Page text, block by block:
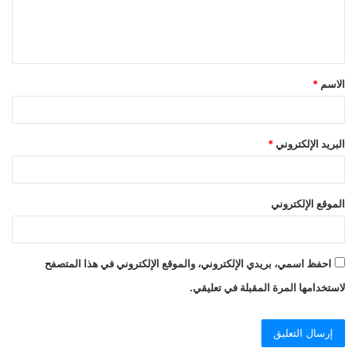
الاسم *
البريد الإلكتروني *
الموقع الإلكتروني
احفظ اسمي، بريدي الإلكتروني، والموقع الإلكتروني في هذا المتصفح
لاستخدامها المرة المقبلة في تعليقي.